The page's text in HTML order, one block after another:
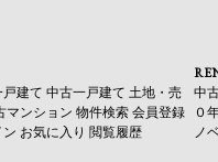
建て 中古一戸建て 土地・売
マンション 物件検索 会員登録
ン お気に入り 閲覧履歴
中
０
ノ